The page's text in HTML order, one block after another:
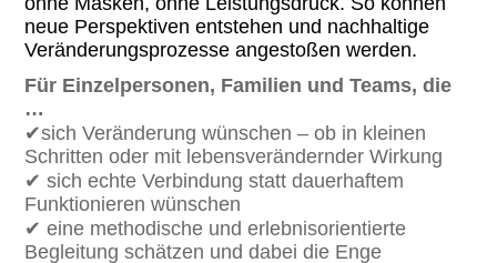
neue Perspektiven entstehen und nachhaltige
Veränderungsprozesse angestoßen werden.
Für Einzelpersonen, Familien und Teams, die
…
✔sich Veränderung wünschen – ob in kleinen
Schritten oder mit lebensverändernder Wirkung
✔ sich echte Verbindung statt dauerhaftem
Funktionieren wünschen
✔ eine methodische und erlebnisorientierte
Begleitung schätzen und dabei die Enge